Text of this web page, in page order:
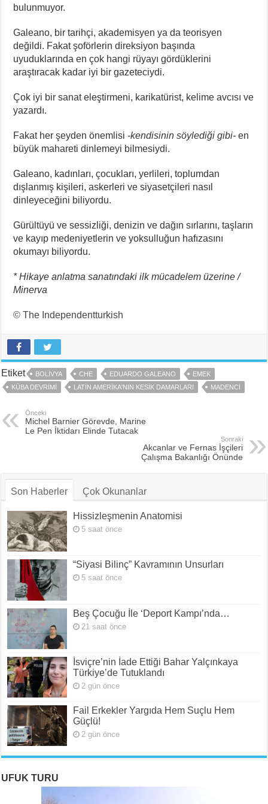
bulunmuyor.
Galeano, bir tarihçi, akademisyen ya da teorisyen
değildi. Fakat şoförlerin direksiyon başında
uyuduklarında en çok hangi rüyayı gördüklerini
araştıracak kadar iyi bir gazeteciydi.
Çok iyi bir sanat eleştirmeni, karikatürist, kelime avcısı ve
yazardı.
Fakat her şeyden önemlisi -kendisinin söylediği gibi-en
büyük mahareti dinlemeyi bilmesiydi.
Galeano, kadınları, çocukları, yerlileri, toplumdan
dışlanmış kişileri, askerleri ve siyasetçileri nasıl
dinleyeceğini biliyordu.
Gürültüyü ve sessizliği, denizin ve dağın sırlarını, taşların
ve kayıp medeniyetlerin ve yoksulluğun hafızasını
okumayı biliyordu.
* Hikaye anlatma sanatındaki ilk mücadelem üzerine /
Minerva
© The Independentturkish
Etiket BOLIVYA CHE EDUARDO GALEANO
EMEK
KÜBA DEVRIMI
LATIN AMERIKA'NIN KESIK DAMARLARI MADENCI
Önceki
Michel Barnier Görevde, Marine
Le Pen İktidarı Elinde Tutacak
Sonraki
Akcanlar ve Fernas İşçileri
Çalışma Bakanlığı Önünde
Son Haberler Çok Okunanlar
Hissizleşmenin Anatomisi
5 saat önce
“Siyasi Bilinç” Kavramının Unsurları
5 saat önce
Beş Çocuğu İle ‘Deport Kampı’nda…
21 saat önce
İsviçre’nin İade Ettiği Bahar Yalçınkaya
Türkiye’de Tutuklandı
2 gün önce
Fail Erkekler Yargıda Hem Suçlu Hem
Güçlü!
2 gün önce
UFUK TURU